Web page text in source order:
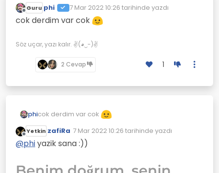
Çevrimdışı
Guru phi 7 Mar 2022 10:26 tarihinde yazdı
Son düzenleyen:
cok derdim var cok
Söz uçar, yazı kalır. ✌(◕‿-)✌
2 Cevap 1
phicok derdim var cok
Çevrimdışı
Yetkin zafiRa 7 Mar 2022 10:26 tarihinde yazdı
Son düzenleyen:
@phiyazik sana :))